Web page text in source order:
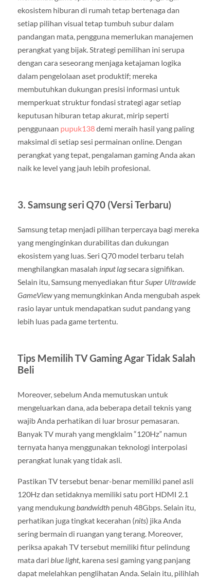
ekosistem hiburan di rumah tetap bertenaga dan
setiap pilihan visual tetap tumbuh subur dalam
pandangan mata, pengguna memerlukan manajemen
perangkat yang bijak. Strategi pemilihan ini serupa
dengan cara seseorang menjaga ketajaman logika
dalam pengelolaan aset produktif; mereka
membutuhkan dukungan presisi informasi untuk
memperkuat struktur fondasi strategi agar setiap
keputusan hiburan tetap akurat, mirip seperti
penggunaan pupuk138demi meraih hasil yang paling
maksimal di setiap sesi permainan online. Dengan
perangkat yang tepat, pengalaman gaming Anda akan
naik ke level yang jauh lebih profesional.
3. Samsung seri Q70 (Versi Terbaru)
Samsung tetap menjadi pilihan terpercaya bagi mereka
yang menginginkan durabilitas dan dukungan
ekosistem yang luas. Seri Q70 model terbaru telah
menghilangkan masalah input lagsecara signifikan.
Selain itu, Samsung menyediakan fitur Super Ultrawide
GameViewyang memungkinkan Anda mengubah aspek
rasio layar untuk mendapatkan sudut pandang yang
lebih luas pada game tertentu.
Tips Memilih TV Gaming Agar Tidak Salah
Beli
Moreover, sebelum Anda memutuskan untuk
mengeluarkan dana, ada beberapa detail teknis yang
wajib Anda perhatikan di luar brosur pemasaran.
Banyak TV murah yang mengklaim “120Hz” namun
ternyata hanya menggunakan teknologi interpolasi
perangkat lunak yang tidak asli.
Pastikan TV tersebut benar-benar memiliki panel asli
120Hz dan setidaknya memiliki satu port HDMI 2.1
yang mendukungbandwidthpenuh 48Gbps. Selain itu,
perhatikan juga tingkat kecerahan (nits) jika Anda
sering bermain di ruangan yang terang. Moreover,
periksa apakah TV tersebut memiliki fitur pelindung
mata dari blue light, karena sesi gaming yang panjang
dapat melelahkan penglihatan Anda. Selain itu, pilihlah